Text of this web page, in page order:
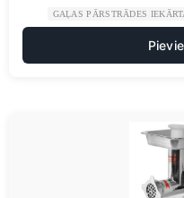
GAĻAS PĀRSTRĀDES